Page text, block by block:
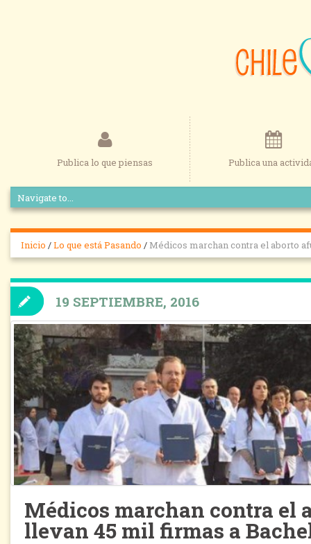
Publica lo que piensas Publica una
Inicio /Lo que está Pasando / Médicos marchan contra el aborto
Médicos marchan contra el
llevan 45 mil firmas a
19 SEPTIEMBRE, 2016